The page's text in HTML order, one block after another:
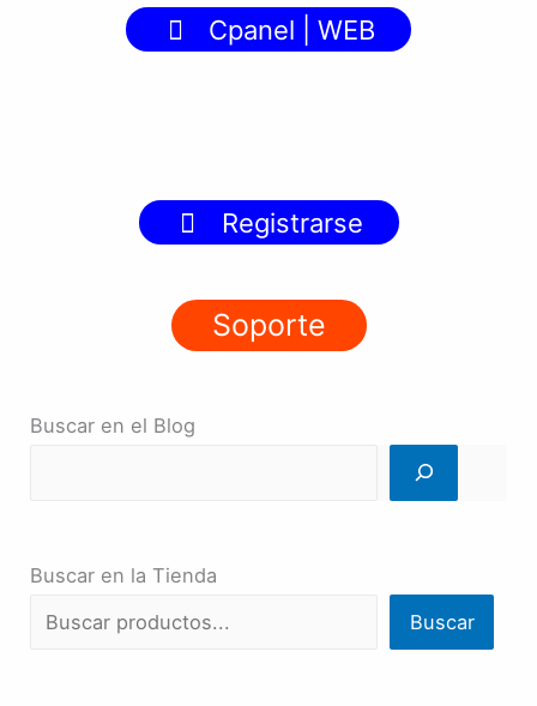
Cpanel | WEB
Registrarse
Soporte
Buscar en el Blog
Buscar en la Tienda
Buscar